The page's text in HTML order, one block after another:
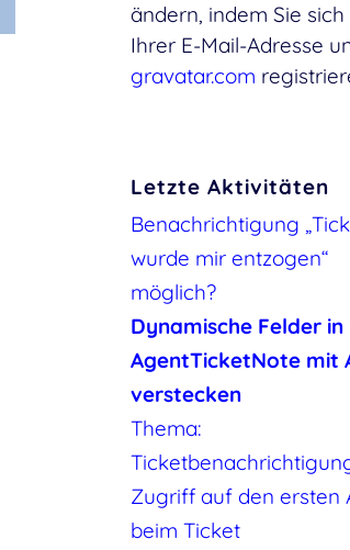
ändern, indem Sie
Ihrer E-Mail-Adresse
gravatar.com
Letzte Aktivitäten
Benachrichtigung
wurde mir entzogen“
möglich?
Dynamische Felder in
AgentTicketNote mit
verstecken
Thema:
Zugriff auf den ersten
beim Ticket